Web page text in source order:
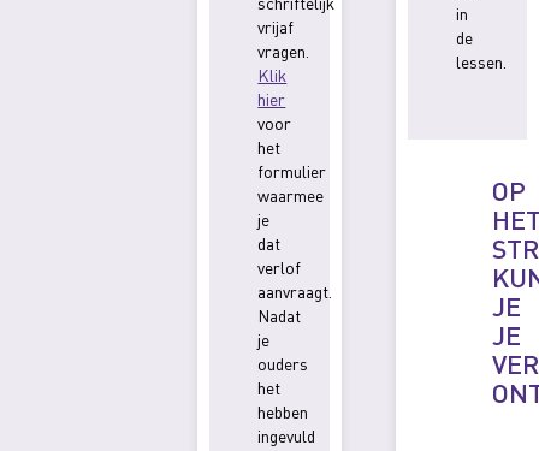
vrijaf
vragen.
Klik
hier
voor
het
formulier
waarmee
je
dat
verlof
aanvraagt.
Nadat
je
ouders
het
hebben
ingevuld
in
de
lessen.
OP
JE
JE